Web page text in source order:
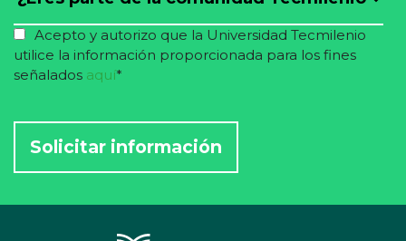
Acepto y autorizo que la Universidad Tecmilenio
utilice la información proporcionada para los fines
señalados aquí*